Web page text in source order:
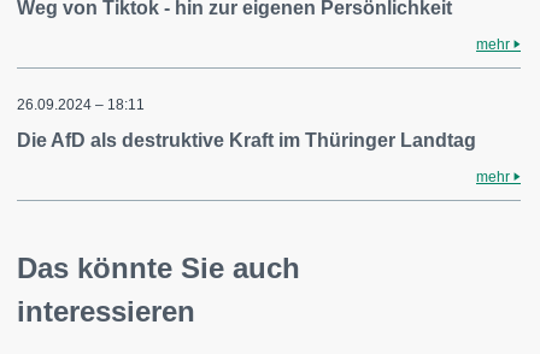
Weg von Tiktok - hin zur eigenen Persönlichkeit
mehr
26.09.2024 – 18:11
Die AfD als destruktive Kraft im Thüringer Landtag
mehr
Das könnte Sie auch
interessieren